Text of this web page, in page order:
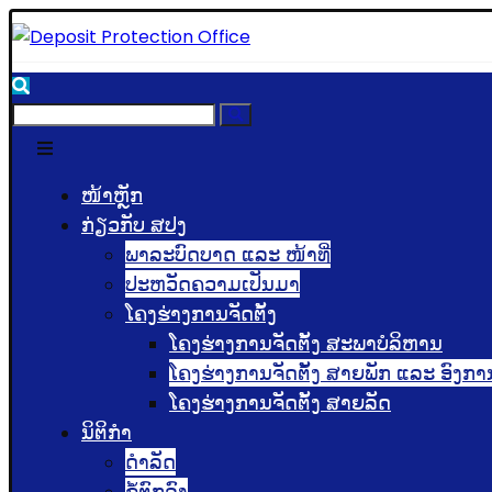
ໜ້າຫຼັກ
ກ່ຽວກັບ ສປງ
ພາລະບົດບາດ ແລະ ໜ້າທີ່
ປະຫວັດຄວາມເປັນມາ
ໂຄງຮ່າງການຈັດຕັ້ງ
ໂຄງຮ່າງການຈັດຕັ້ງ ສະພາບໍລິຫານ
ໂຄງຮ່າງການຈັດຕັ້ງ ສາຍພັກ ແລະ ອົງກ
ໂຄງຮ່າງການຈັດຕັ້ງ ສາຍລັດ
ນິຕິກຳ
ດຳລັດ